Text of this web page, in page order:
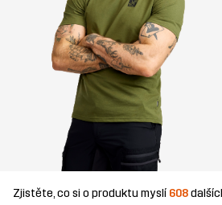
Zjistěte, co si o produktu myslí 608